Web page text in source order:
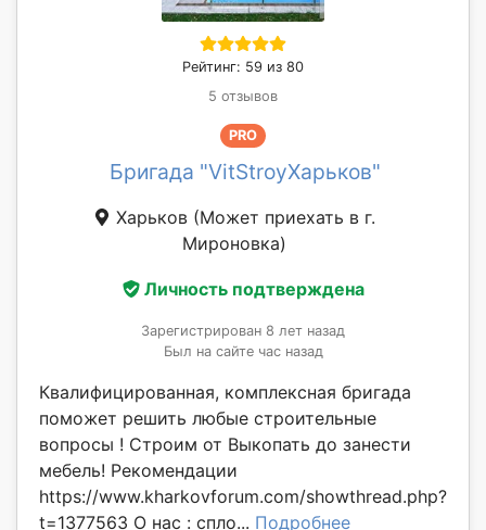
Рейтинг: 59 из 80
5 отзывов
PRO
Бригада "VitStroyХарьков"
Харьков (Может приехать в г.
Мироновка)
Личность подтверждена
Зарегистрирован 8 лет назад
Был на сайте час назад
Квалифицированная, комплексная бригада
поможет решить любые строительные
вопросы ! Строим от Выкопать до занести
мебель! Рекомендации
https://www.kharkovforum.com/showthread.php?
t=1377563 О нас : спло... Подробнее